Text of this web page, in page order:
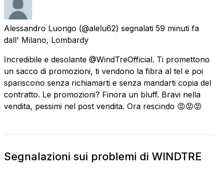
Alessandro Luongo (@alelu62) segnalati 59 minuti fa
dall' Milano, Lombardy
Incredibile e desolante @WindTreOfficial. Ti promettono
un sacco di promozioni, ti vendono la fibra al tel e poi
spariscono senza richiamarti e senza mandarti copia del
contratto. Le promozioni? Finora un bluff. Bravi nella
vendita, pessimi nel post vendita. Ora rescindo 😡😡😡
Segnalazioni sui problemi di WINDTRE